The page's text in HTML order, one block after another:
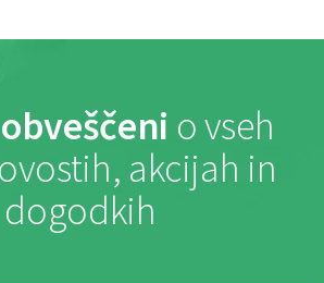
o vseh
akcijah in
dogodkih